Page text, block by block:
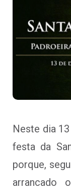
Neste dia
festa da
porque,
arrancado